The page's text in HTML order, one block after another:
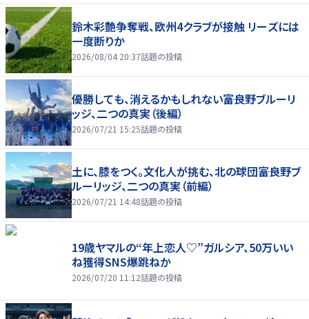
鈴木彩艶争奪戦、欧州4クラブが接触 リーズには
一度断りか
2026/08/04 20:37話題の投稿
優勝しても、消えるかもしれない――富良野ブルーリ
ッジ、二つの真実（後編）
2026/07/21 15:25話題の投稿
土に、膝をつく。文化人が挑む、北の球団――富良野ブ
ルーリッジ、二つの真実（前編）
2026/07/21 14:48話題の投稿
19歳ヤマルの“年上恋人♡”ガルシア、50万いい
ね獲得SNS爆跳ねか
2026/07/20 11:12話題の投稿